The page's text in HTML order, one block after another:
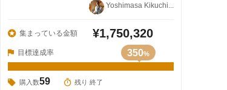
Yoshimasa Kikuchi...
集まっている金額 ¥1,750,320
目標達成率 350%
購入数59 残り 終了